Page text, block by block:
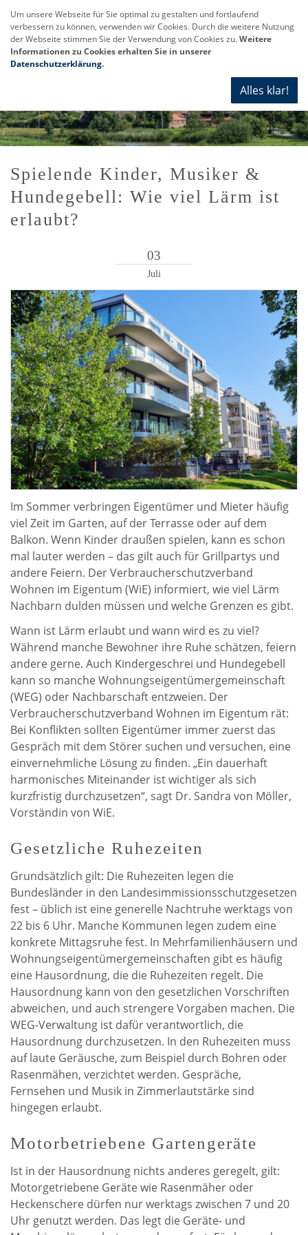
Spielende Kinder, Musiker &
Hundegebell: Wie viel Lärm ist
erlaubt?
03
Juli
Im Sommer verbringen Eigentümer und Mieter häufig
viel Zeit im Garten, auf der Terrasse oder auf dem
Balkon. Wenn Kinder draußen spielen, kann es schon
mal lauter werden – das gilt auch für Grillpartys und
andere Feiern. Der Verbraucherschutzverband
Wohnen im Eigentum (WiE) informiert, wie viel Lärm
Nachbarn dulden müssen und welche Grenzen es gibt.
Wann ist Lärm erlaubt und wann wird es zu viel?
Während manche Bewohner ihre Ruhe schätzen, feiern
andere gerne. Auch Kindergeschrei und Hundegebell
kann so manche Wohnungseigentümergemeinschaft
(WEG) oder Nachbarschaft entzweien. Der
Verbraucherschutzverband Wohnen im Eigentum rät:
Bei Konflikten sollten Eigentümer immer zuerst das
Gespräch mit dem Störer suchen und versuchen, eine
einvernehmliche Lösung zu finden. „Ein dauerhaft
harmonisches Miteinander ist wichtiger als sich
kurzfristig durchzusetzen“, sagt Dr. Sandra von Möller,
Vorständin von WiE.
Gesetzliche Ruhezeiten
Grundsätzlich gilt: Die Ruhezeiten legen die
Bundesländer in den Landesimmissionsschutzgesetzen
fest – üblich ist eine generelle Nachtruhe werktags von
22 bis 6 Uhr. Manche Kommunen legen zudem eine
konkrete Mittagsruhe fest. In Mehrfamilienhäusern und
Wohnungseigentümergemeinschaften gibt es häufig
eine Hausordnung, die die Ruhezeiten regelt. Die
Hausordnung kann von den gesetzlichen Vorschriften
abweichen, und auch strengere Vorgaben machen. Die
WEG-Verwaltung ist dafür verantwortlich, die
Hausordnung durchzusetzen. In den Ruhezeiten muss
auf laute Geräusche, zum Beispiel durch Bohren oder
Rasenmähen, verzichtet werden. Gespräche,
Fernsehen und Musik in Zimmerlautstärke sind
hingegen erlaubt.
Motorbetriebene Gartengeräte
Ist in der Hausordnung nichts anderes geregelt, gilt:
Motorgetriebene Geräte wie Rasenmäher oder
Heckenschere dürfen nur werktags zwischen 7 und 20
Uhr genutzt werden. Das legt die Geräte- und
Um unsere Webseite für Sie optimal zu gestalten und fortlaufend
verbessern zu können, verwenden wir Cookies. Durch die weitere Nutzung
der Webseite stimmen Sie der Verwendung von Cookies zu.Weitere
Informationen zu Cookies erhalten Sie in unserer
Datenschutzerklärung.
Alles klar!